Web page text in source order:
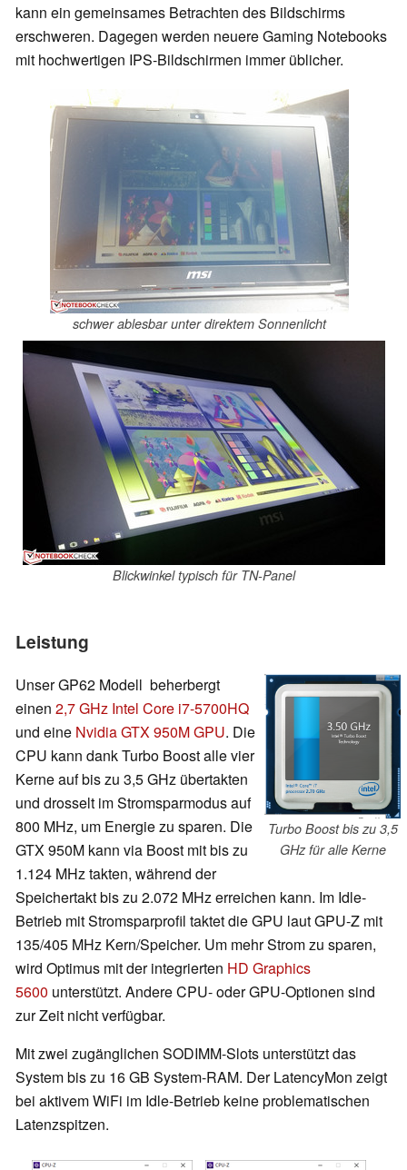
kann ein gemeinsames Betrachten des Bildschirms
erschweren. Dagegen werden neuere Gaming Notebooks
mit hochwertigen IPS-Bildschirmen immer üblicher.
schwer ablesbar unter direktem Sonnenlicht
Blickwinkel typisch für TN-Panel
Leistung
Turbo Boost bis zu 3,5
GHz für alle Kerne
Unser GP62 Modell beherbergt
einen 2,7 GHz Intel Core i7-5700HQ
und eine Nvidia GTX 950M GPU. Die
CPU kann dank Turbo Boost alle vier
Kerne auf bis zu 3,5 GHz übertakten
und drosselt im Stromsparmodus auf
800 MHz, um Energie zu sparen. Die
GTX 950M kann via Boost mit bis zu
1.124 MHz takten, während der
Speichertakt bis zu 2.072 MHz erreichen kann. Im Idle-
Betrieb mit Stromsparprofil taktet die GPU laut GPU-Z mit
135/405 MHz Kern/Speicher. Um mehr Strom zu sparen,
wird Optimus mit der integrierten HD Graphics
5600 unterstützt. Andere CPU- oder GPU-Optionen sind
zur Zeit nicht verfügbar.
Mit zwei zugänglichen SODIMM-Slots unterstützt das
System bis zu 16 GB System-RAM. Der LatencyMon zeigt
bei aktivem WiFi im Idle-Betrieb keine problematischen
Latenzspitzen.